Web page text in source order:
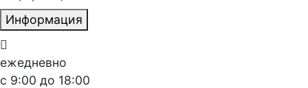
Информация
ежедневно
с 9:00 до 18:00